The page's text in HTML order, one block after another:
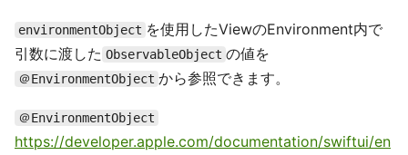
environmentObject を使用したViewのEnvironment内で
引数に渡した ObservableObject の値を
＠EnvironmentObject から参照できます。
＠EnvironmentObject
https://developer.apple.com/documentation/swiftui/en